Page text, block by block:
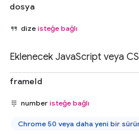
dosya
dize isteğe bağlı
Eklenecek JavaScript veya
frameId
number isteğe bağlı
Chrome 50 veya daha yeni bir